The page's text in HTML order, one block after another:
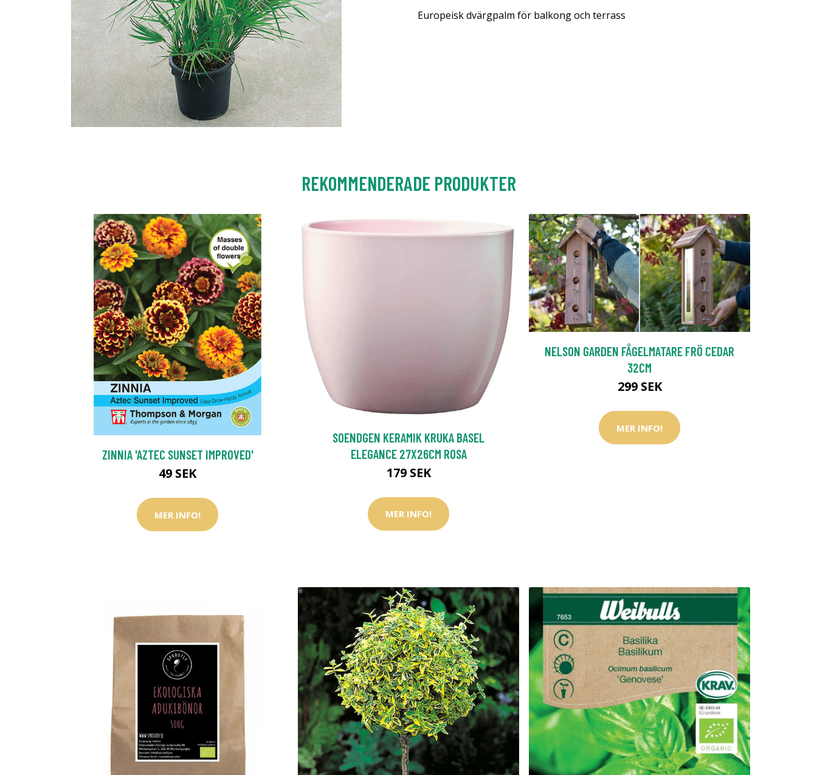
Europeisk dvärgpalm för balkong och terrass
REKOMMENDERADE PRODUKTER
ZINNIA 'AZTEC SUNSET IMPROVED'
49 SEK
MER INFO!
SOENDGEN KERAMIK KRUKA BASEL
ELEGANCE 27X26CM ROSA
179 SEK
MER INFO!
NELSON GARDEN FÅGELMATARE FRÖ CEDAR
32CM
299 SEK
MER INFO!